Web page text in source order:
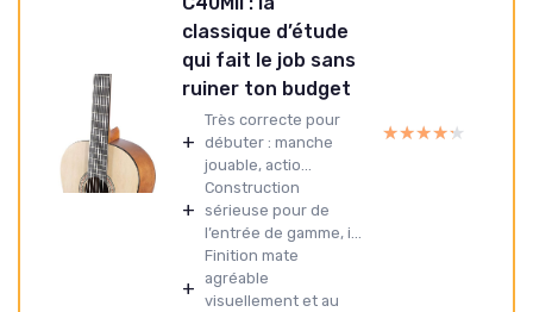
classique d’étude
qui fait le job sans
ruiner ton budget
+
Très correcte pour
débuter : manche
jouable, actio...
+
Construction
sérieuse pour de
l’entrée de gamme, i...
+
Finition mate
agréable
visuellement et au
★★★★★
★★★★★